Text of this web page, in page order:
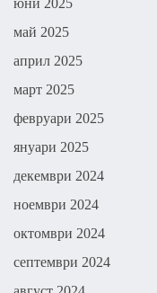
май 2025
април 2025
март 2025
февруари 2025
януари 2025
декември 2024
ноември 2024
октомври 2024
септември 2024